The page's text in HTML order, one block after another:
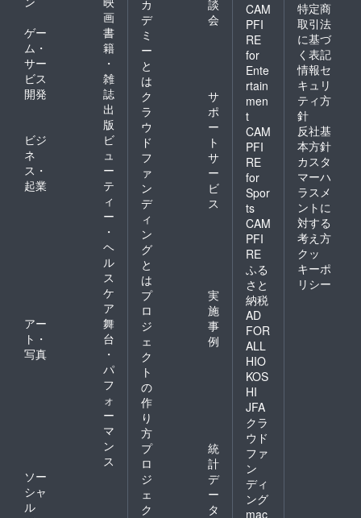
画
ゲー
ム・
サー
ビス
開発
書
籍
・
雑
誌
出
版
ビジ
ネ
ス・
起業
ビ
ュ
ー
テ
ィ
ー
・
ヘ
ル
ス
ケ
ア
アー
ト・
写真
舞
台
・
パ
フ
ォ
ー
マ
ン
ス
ソー
シャ
ル
カ
デ
ミ
ー
と
は
談
会
ク
ラ
ウ
ド
フ
ァ
ン
デ
ィ
ン
グ
と
は
サ
ポ
ー
ト
サ
ー
ビ
ス
プ
ロ
ジ
ェ
ク
ト
の
作
り
方
実
施
事
例
プ
ロ
ジ
ェ
ク
統
計
デ
ー
タ
CAM
PFI
RE
for
Ente
rtain
men
t
CAM
PFI
RE
for
Spor
ts
CAM
PFI
RE
ふる
さと
納税
AD
FOR
ALL
HIO
KOS
HI
JFA
クラ
ウド
ファ
ン
ディ
ング
mac
特定商
取引法
に基づ
く表記
情報セ
キュリ
ティ方
針
反社基
本方針
カスタ
マーハ
ラスメ
ントに
対する
考え方
クッ
キーポ
リシー